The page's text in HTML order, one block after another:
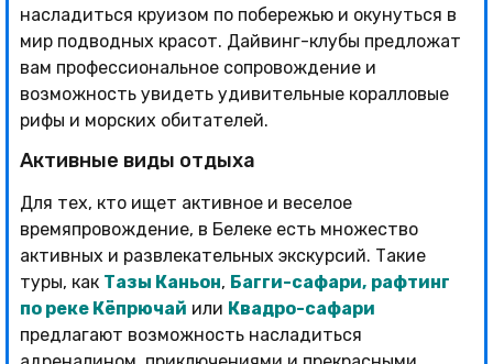
насладиться круизом по побережью и окунуться в
мир подводных красот. Дайвинг-клубы предложат
вам профессиональное сопровождение и
возможность увидеть удивительные коралловые
рифы и морских обитателей.
Активные виды отдыха
Для тех, кто ищет активное и веселое
времяпровождение, в Белеке есть множество
активных и развлекательных экскурсий. Такие
туры, как Тазы Каньон, Багги-сафари, рафтинг
по реке Кёпрючай или Квадро-сафари
предлагают возможность насладиться